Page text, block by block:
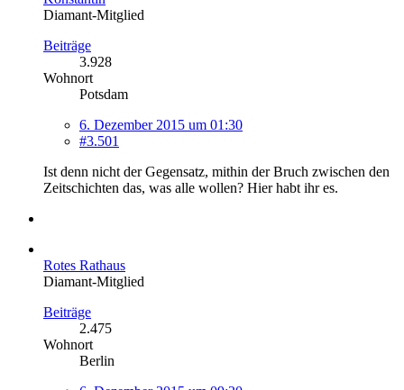
Diamant-Mitglied
Beiträge
3.928
Wohnort
Potsdam
6. Dezember 2015 um 01:30
#3.501
Ist denn nicht der Gegensatz, mithin der Bruch zwischen den
Zeitschichten das, was alle wollen? Hier habt ihr es.
Rotes Rathaus
Diamant-Mitglied
Beiträge
2.475
Wohnort
Berlin